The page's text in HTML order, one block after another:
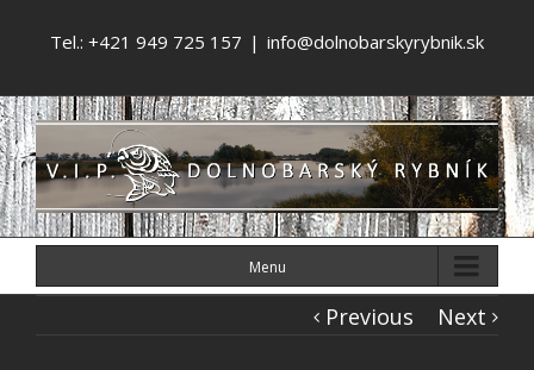
Tel.: +421 949 725 157 | info@dolnobarskyrybnik.sk
Menu
Previous Next